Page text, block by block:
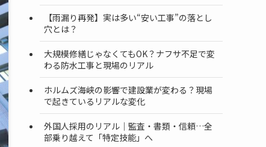
【雨漏り再発】実は多い“安い工事”の落とし
穴とは？
大規模修繕じゃなくてもOK？ナフサ不足で変
わる防水工事と現場のリアル
ホルムズ海峡の影響で建設業が変わる？現場
で起きているリアルな変化
外国人採用のリアル｜監査・書類・信頼…全
部乗り越えて「特定技能」へ